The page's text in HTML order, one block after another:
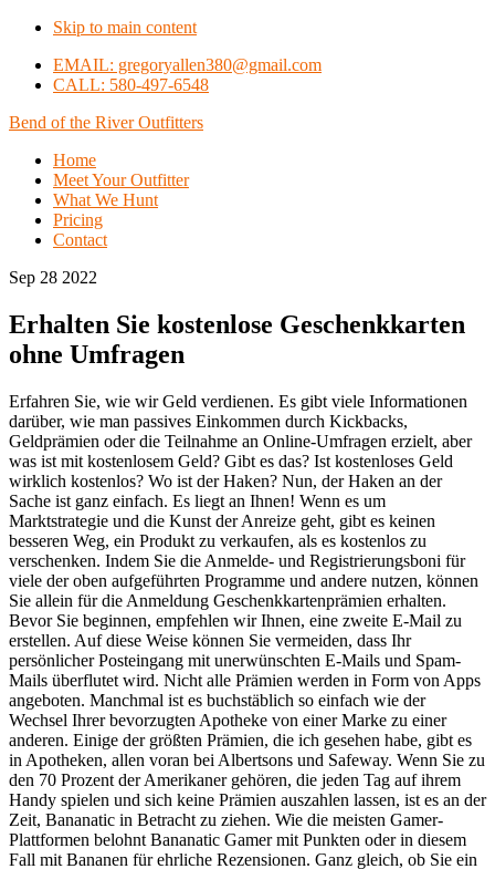
Skip to main content
EMAIL: gregoryallen380@gmail.com
CALL: 580-497-6548
Bend of the River Outfitters
Home
Meet Your Outfitter
What We Hunt
Pricing
Contact
Sep 28 2022
Erhalten Sie kostenlose Geschenkkarten
ohne Umfragen
Erfahren Sie, wie wir Geld verdienen. Es gibt viele Informationen
darüber, wie man passives Einkommen durch Kickbacks,
Geldprämien oder die Teilnahme an Online-Umfragen erzielt, aber
was ist mit kostenlosem Geld? Gibt es das? Ist kostenloses Geld
wirklich kostenlos? Wo ist der Haken? Nun, der Haken an der
Sache ist ganz einfach. Es liegt an Ihnen! Wenn es um
Marktstrategie und die Kunst der Anreize geht, gibt es keinen
besseren Weg, ein Produkt zu verkaufen, als es kostenlos zu
verschenken. Indem Sie die Anmelde- und Registrierungsboni für
viele der oben aufgeführten Programme und andere nutzen, können
Sie allein für die Anmeldung Geschenkkartenprämien erhalten.
Bevor Sie beginnen, empfehlen wir Ihnen, eine zweite E-Mail zu
erstellen. Auf diese Weise können Sie vermeiden, dass Ihr
persönlicher Posteingang mit unerwünschten E-Mails und Spam-
Mails überflutet wird. Nicht alle Prämien werden in Form von Apps
angeboten. Manchmal ist es buchstäblich so einfach wie der
Wechsel Ihrer bevorzugten Apotheke von einer Marke zu einer
anderen. Einige der größten Prämien, die ich gesehen habe, gibt es
in Apotheken, allen voran bei Albertsons und Safeway. Wenn Sie zu
den 70 Prozent der Amerikaner gehören, die jeden Tag auf ihrem
Handy spielen und sich keine Prämien auszahlen lassen, ist es an der
Zeit, Bananatic in Betracht zu ziehen. Wie die meisten Gamer-
Plattformen belohnt Bananatic Gamer mit Punkten oder in diesem
Fall mit Bananen für ehrliche Rezensionen. Ganz gleich, ob Sie ein